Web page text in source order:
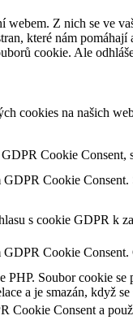
Z nich se ve
které nám
cookie. Ale
cookies na našich
Cookie Consent,
Cookie
s cookie GDPR k
Cookie
Soubor cookie
a je smazán, když
Cookie Consent a